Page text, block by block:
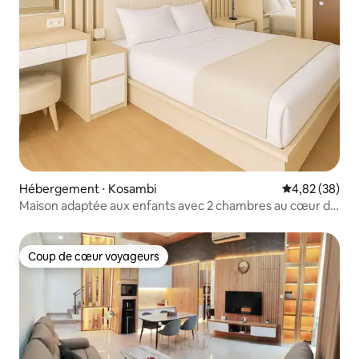
Hébergement ⋅ Kosambi Évaluation
4,82 (38)
Maison adaptée aux enfants avec 2 chambres au cœur de
Coup de cœur voyageurs
Coup de cœur voyageurs